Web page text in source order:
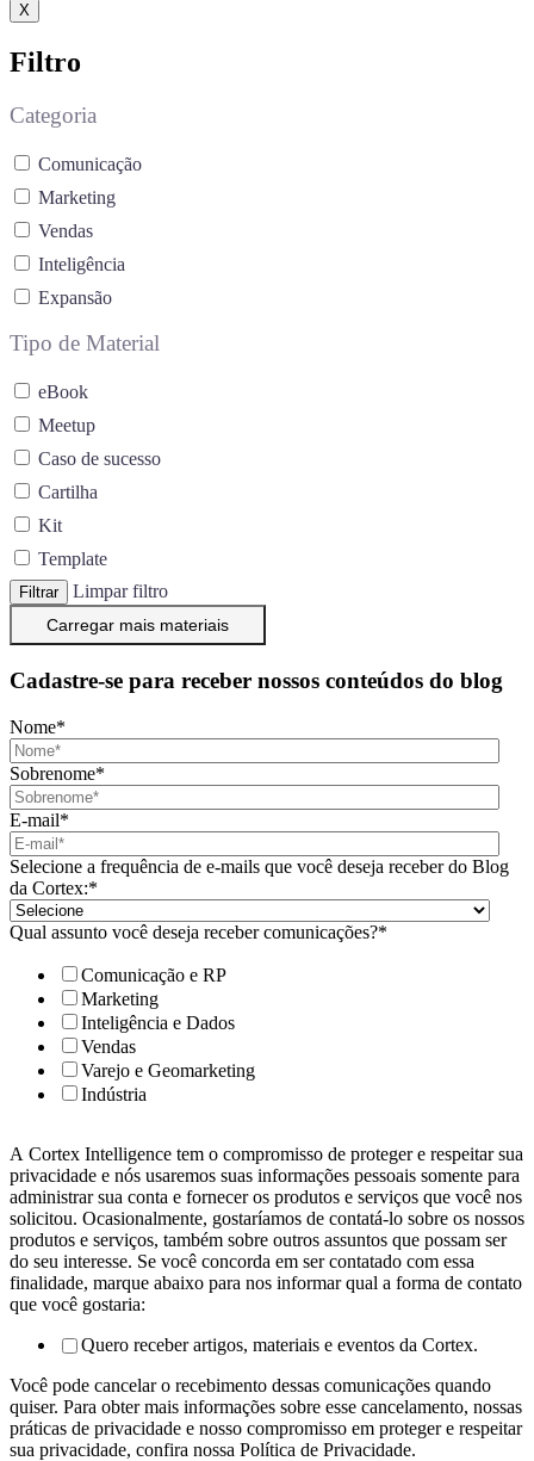
X
Filtro
Categoria
Comunicação
Marketing
Vendas
Inteligência
Expansão
Tipo de Material
eBook
Meetup
Caso de sucesso
Cartilha
Kit
Template
Filtrar Limpar filtro
Carregar mais materiais
Cadastre-se para receber nossos conteúdos do blog
Nome*
Sobrenome*
E-mail*
Selecione a frequência de e-mails que você deseja receber do Blog
da Cortex:*
Qual assunto você deseja receber comunicações?*
Comunicação e RP
Marketing
Inteligência e Dados
Vendas
Varejo e Geomarketing
Indústria
A Cortex Intelligence tem o compromisso de proteger e respeitar sua
privacidade e nós usaremos suas informações pessoais somente para
administrar sua conta e fornecer os produtos e serviços que você nos
solicitou. Ocasionalmente, gostaríamos de contatá-lo sobre os nossos
produtos e serviços, também sobre outros assuntos que possam ser
do seu interesse. Se você concorda em ser contatado com essa
finalidade, marque abaixo para nos informar qual a forma de contato
que você gostaria:
Quero receber artigos, materiais e eventos da Cortex.
Você pode cancelar o recebimento dessas comunicações quando
quiser. Para obter mais informações sobre esse cancelamento, nossas
práticas de privacidade e nosso compromisso em proteger e respeitar
sua privacidade, confira nossa Política de Privacidade.